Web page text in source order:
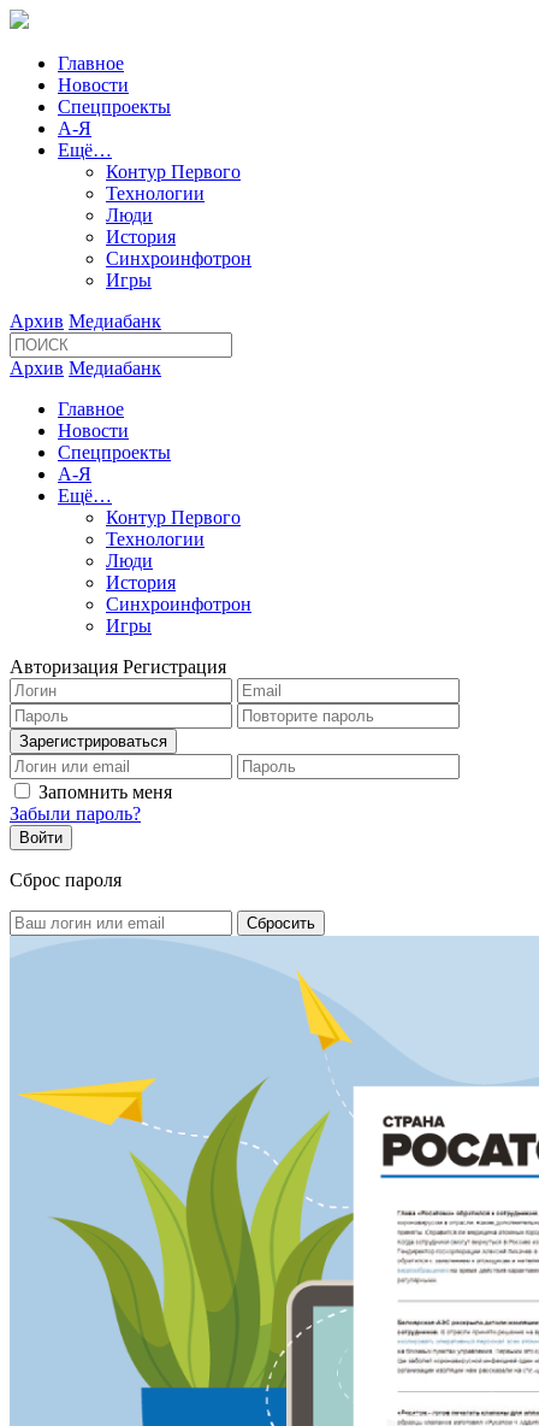
Главное
Новости
Спецпроекты
А-Я
Ещё…
Контур Первого
Технологии
Люди
История
Синхроинфотрон
Игры
Архив Медиабанк
Архив Медиабанк
Главное
Новости
Спецпроекты
А-Я
Ещё…
Контур Первого
Технологии
Люди
История
Синхроинфотрон
Игры
Авторизация Регистрация
Запомнить меня
Забыли пароль?
Сброс пароля